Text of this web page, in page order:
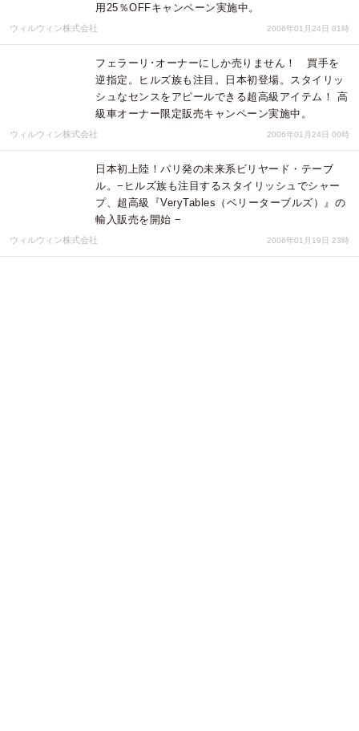
用25％OFFキャンペーン実施中。
ウィルウィン株式会社 2006年01月24日 01時
フェラーリ･オーナーにしか売りません！ 買手を
逆指定。ヒルズ族も注目。日本初登場。スタイリッ
シュなセンスをアピールできる超高級アイテム！ 高
級車オーナー限定販売キャンペーン実施中。
ウィルウィン株式会社 2006年01月24日 00時
日本初上陸！パリ発の未来系ビリヤード・テーブ
ル。−ヒルズ族も注目するスタイリッシュでシャー
プ、超高級『VeryTables（ベリーターブルズ）』の
輸入販売を開始 −
ウィルウィン株式会社 2006年01月19日 23時